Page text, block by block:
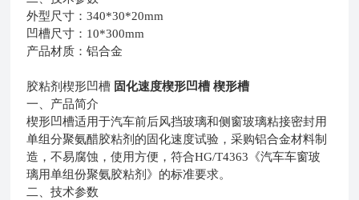
外型尺寸：340*30*20mm
凹槽尺寸： 10*300mm
产品材质：铝合金
胶粘剂楔形凹槽 固化速度楔形凹槽 楔形槽
一、产品简介
楔形凹槽适用于汽车前后风挡玻璃和侧窗玻璃粘接密封用
单组分聚氨醋胶粘剂的固化速度试验，采购铝合金材料制
造，不易腐蚀，使用方便，符合HG/T4363 《汽车车窗玻
璃用单组份聚氨胶粘剂》的标准要求。
二、技术参数